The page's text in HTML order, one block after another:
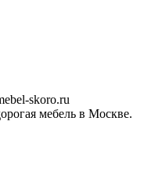
skoro.ru
мебель в Москве.